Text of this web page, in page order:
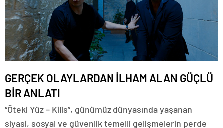
GERÇEK OLAYLARDAN İLHAM ALAN GÜÇLÜ
BİR ANLATI
“Öteki Yüz – Kilis”, günümüz dünyasında yaşanan
siyasi, sosyal ve güvenlik temelli gelişmelerin perde